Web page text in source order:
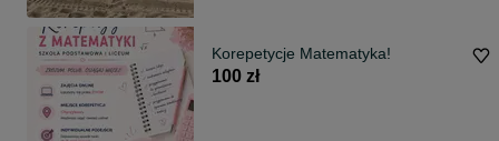
Korepetycje Matematyka!
100 zł